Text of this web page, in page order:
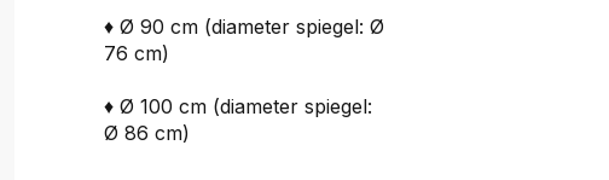
♦ Ø 90 cm (diameter spiegel: Ø
76 cm)
♦ Ø 100 cm (diameter spiegel:
Ø 86 cm)